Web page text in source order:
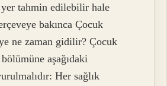
tahmin edilebilir hale
bakınca Çocuk
ne zaman gidilir? Çocuk
aşağıdaki
Her sağlık